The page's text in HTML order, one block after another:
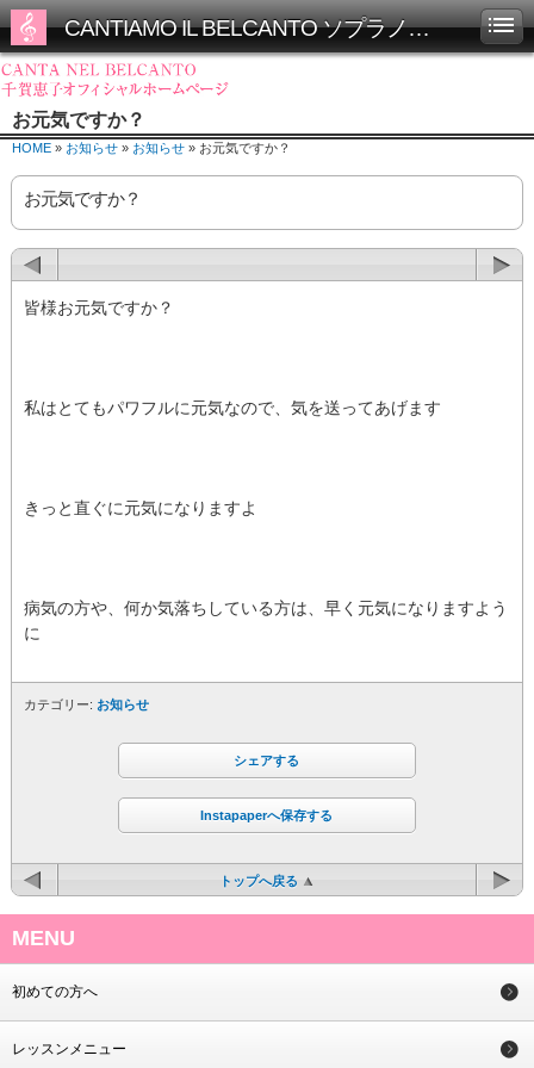
CANTIAMO IL BELCANTO ソプラノ千賀恵子オフィシャルホームページ
お元気ですか？
HOME » お知らせ » お知らせ » お元気ですか？
お元気ですか？
皆様お元気ですか？
私はとてもパワフルに元気なので、気を送ってあげます
きっと直ぐに元気になりますよ
病気の方や、何か気落ちしている方は、早く元気になりますよう
に
カテゴリー: お知らせ
シェアする
Instapaperへ保存する
トップへ戻る
MENU
初めての方へ
レッスンメニュー